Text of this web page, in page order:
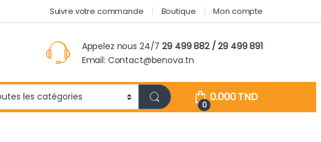
Suivre votre commande Boutique Mon compte
Appelez nous 24/729 499 882 / 29 499 891
Email: Contact@benova.tn
0
0.000TND